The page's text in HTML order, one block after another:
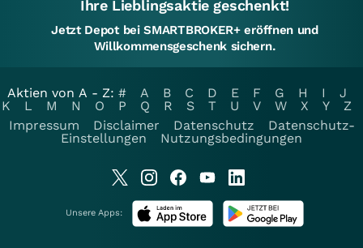
Ihre Lieblingsaktie geschenkt!
Jetzt Depot bei SMARTBROKER+ eröffnen und
Willkommensgeschenk sichern.
Aktien von A - Z: # A B C D E F G H I
J
K
L M N O P Q R S T U V W X Y
Z
Impressum
Disclaimer Datenschutz
Datenschutz-
Einstellungen
Nutzungsbedingungen
Unsere Apps: